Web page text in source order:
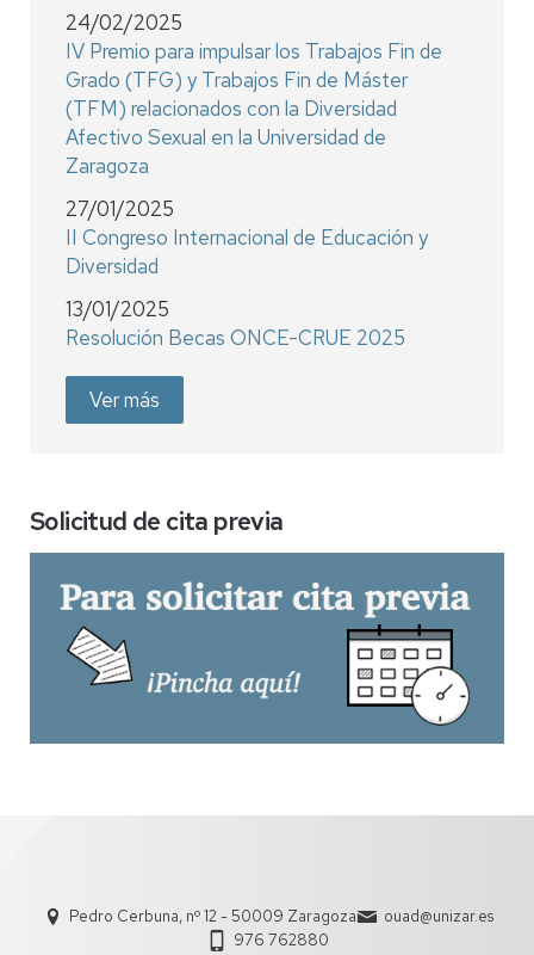
24/02/2025
IV Premio para impulsar los Trabajos Fin de
Grado (TFG) y Trabajos Fin de Máster
(TFM) relacionados con la Diversidad
Afectivo Sexual en la Universidad de
Zaragoza
27/01/2025
II Congreso Internacional de Educación y
Diversidad
13/01/2025
Resolución Becas ONCE-CRUE 2025
Ver más
Solicitud de cita previa
Pedro Cerbuna, nº 12 - 50009 Zaragoza
ouad@unizar.es
976 762880